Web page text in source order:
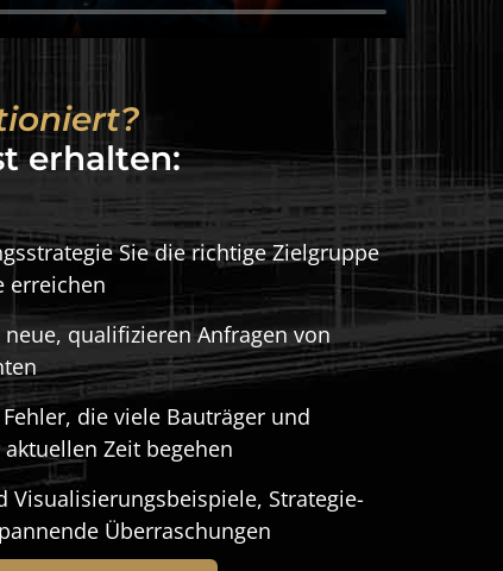
Sie die richtige Zielgruppe
erreichen
qualifizieren Anfragen von
die viele Bauträger und
Zeit begehen
Visualisierungsbeispiele, Strategie-
Überraschungen